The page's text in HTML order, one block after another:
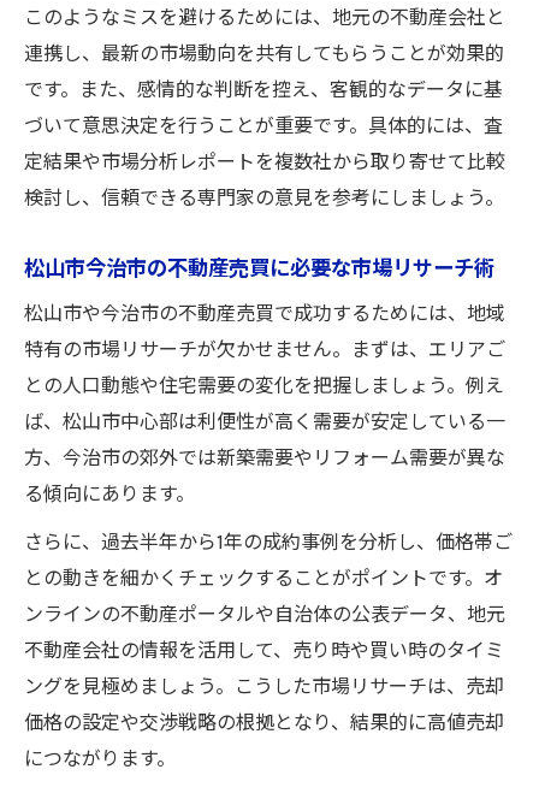
物件価値を上げるための不動産売買リフォ
ーム術
高値で売るために役立つ不動産売買の魅せ
方
不動産売買で買い手を惹きつけるアピール
相場以上で売るための不動産売買交渉ポイ
ント
三大タブーを避けた売却成功の道
不動産売買で避けるべき三大タブーの特徴
三大タブーを意識した不動産売買の進め方
売主がやりがちな不動産売買の失敗例と回
避策
不動産売買でトラブルを防ぐ重要ポイント
安心できる不動産売買のためのタブー回避
法
買い手心理を読む不動産売買戦略
不動産売買で買い手心理をつかむための工
夫
このようなミスを避けるためには、地元の不動産会社と
連携し、最新の市場動向を共有してもらうことが効果的
です。また、感情的な判断を控え、客観的なデータに基
づいて意思決定を行うことが重要です。具体的には、査
定結果や市場分析レポートを複数社から取り寄せて比較
検討し、信頼できる専門家の意見を参考にしましょう。
松山市今治市の不動産売買に必要な市場リサーチ術
松山市や今治市の不動産売買で成功するためには、地域
特有の市場リサーチが欠かせません。まずは、エリアご
との人口動態や住宅需要の変化を把握しましょう。例え
ば、松山市中心部は利便性が高く需要が安定している一
方、今治市の郊外では新築需要やリフォーム需要が異な
る傾向にあります。
さらに、過去半年から1年の成約事例を分析し、価格帯ご
との動きを細かくチェックすることがポイントです。オ
ンラインの不動産ポータルや自治体の公表データ、地元
不動産会社の情報を活用して、売り時や買い時のタイミ
ングを見極めましょう。こうした市場リサーチは、売却
価格の設定や交渉戦略の根拠となり、結果的に高値売却
につながります。